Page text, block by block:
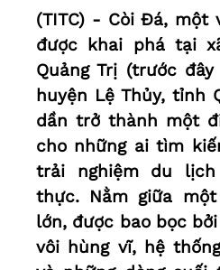
(TITC) - Còi Đá, một
được khai phá tại
Quảng Trị (trước
huyện Lệ Thủy, tỉnh
dần trở thành một
cho những ai tìm
trải nghiệm du
thực. Nằm giữa
lớn, được bao bọc
vôi hùng vĩ, hệ